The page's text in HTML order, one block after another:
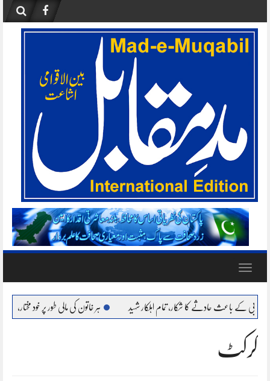
content
Toggle
کا شکار، تمام اہلکار شہید ہر خاتون کی مالی طور پر خود مختار، بااحتیار بنانا ہمارا عزم :
کرکٹ